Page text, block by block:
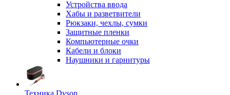
Устройства ввода
Хабы и разветвители
Рюкзаки, чехлы, сумки
Защитные пленки
Компьютерные очки
Кабели и блоки
Наушники и гарнитуры
Техника Dyson